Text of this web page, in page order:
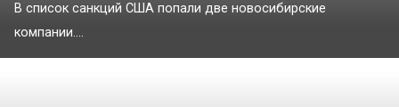
В список санкций США попали две новосибирские
компании....